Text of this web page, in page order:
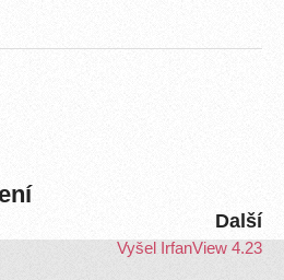
Další
Vyšel IrfanView 4.23